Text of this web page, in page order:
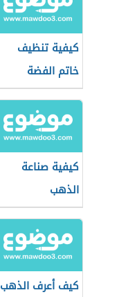
كيفية تنظيف
خاتم الفضة
كيفية صناعة
الذهب
كيف أعرف الذهب